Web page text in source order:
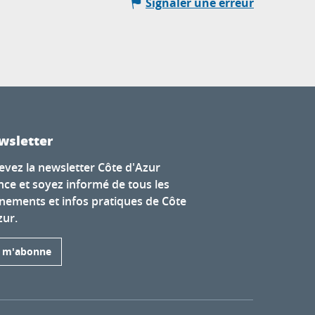
la newsletter Côte d'Azur
et soyez informé de tous les
et infos pratiques de Côte
m'abonne